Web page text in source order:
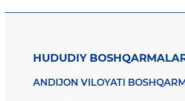
HUDUDIY
ANDIJON VILOYATI